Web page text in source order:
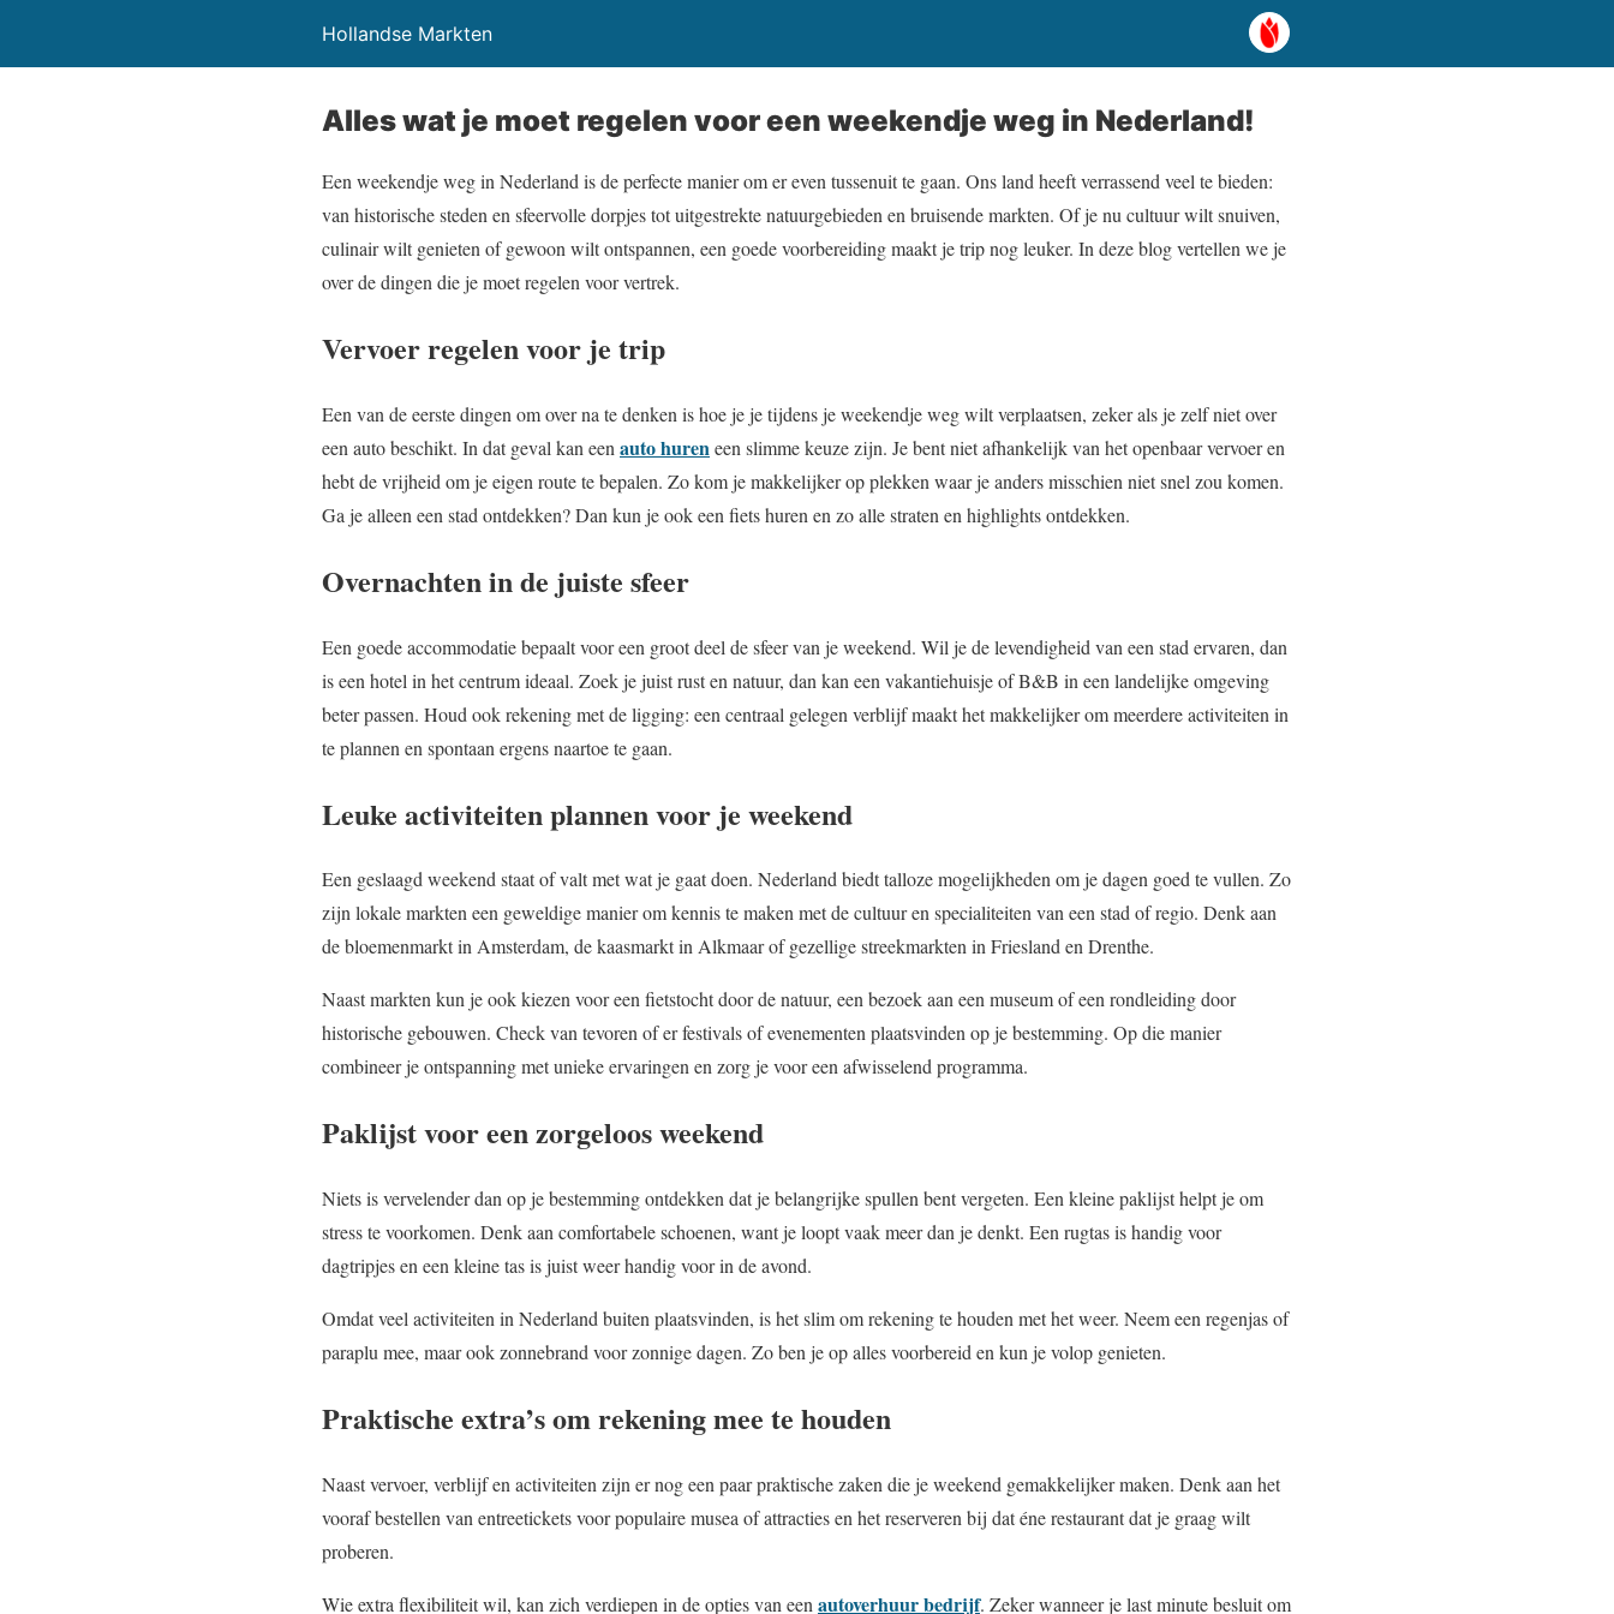
Hollandse Markten
Alles wat je moet regelen voor een weekendje weg in Nederland!
Een weekendje weg in Nederland is de perfecte manier om er even tussenuit te gaan. Ons land heeft verrassend veel te bieden:
van historische steden en sfeervolle dorpjes tot uitgestrekte natuurgebieden en bruisende markten. Of je nu cultuur wilt snuiven,
culinair wilt genieten of gewoon wilt ontspannen, een goede voorbereiding maakt je trip nog leuker. In deze blog vertellen we je
over de dingen die je moet regelen voor vertrek.
Vervoer regelen voor je trip
Een van de eerste dingen om over na te denken is hoe je je tijdens je weekendje weg wilt verplaatsen, zeker als je zelf niet over
een auto beschikt. In dat geval kan een auto hureneen slimme keuze zijn. Je bent niet afhankelijk van het openbaar vervoer en
hebt de vrijheid om je eigen route te bepalen. Zo kom je makkelijker op plekken waar je anders misschien niet snel zou komen.
Ga je alleen een stad ontdekken? Dan kun je ook een fiets huren en zo alle straten en highlights ontdekken.
Overnachten in de juiste sfeer
Een goede accommodatie bepaalt voor een groot deel de sfeer van je weekend. Wil je de levendigheid van een stad ervaren, dan
is een hotel in het centrum ideaal. Zoek je juist rust en natuur, dan kan een vakantiehuisje of B&B in een landelijke omgeving
beter passen. Houd ook rekening met de ligging: een centraal gelegen verblijf maakt het makkelijker om meerdere activiteiten in
te plannen en spontaan ergens naartoe te gaan.
Leuke activiteiten plannen voor je weekend
Een geslaagd weekend staat of valt met wat je gaat doen. Nederland biedt talloze mogelijkheden om je dagen goed te vullen. Zo
zijn lokale markten een geweldige manier om kennis te maken met de cultuur en specialiteiten van een stad of regio. Denk aan
de bloemenmarkt in Amsterdam, de kaasmarkt in Alkmaar of gezellige streekmarkten in Friesland en Drenthe.
Naast markten kun je ook kiezen voor een fietstocht door de natuur, een bezoek aan een museum of een rondleiding door
historische gebouwen. Check van tevoren of er festivals of evenementen plaatsvinden op je bestemming. Op die manier
combineer je ontspanning met unieke ervaringen en zorg je voor een afwisselend programma.
Paklijst voor een zorgeloos weekend
Niets is vervelender dan op je bestemming ontdekken dat je belangrijke spullen bent vergeten. Een kleine paklijst helpt je om
stress te voorkomen. Denk aan comfortabele schoenen, want je loopt vaak meer dan je denkt. Een rugtas is handig voor
dagtripjes en een kleine tas is juist weer handig voor in de avond.
Omdat veel activiteiten in Nederland buiten plaatsvinden, is het slim om rekening te houden met het weer. Neem een regenjas of
paraplu mee, maar ook zonnebrand voor zonnige dagen. Zo ben je op alles voorbereid en kun je volop genieten.
Praktische extra’s om rekening mee te houden
Naast vervoer, verblijf en activiteiten zijn er nog een paar praktische zaken die je weekend gemakkelijker maken. Denk aan het
vooraf bestellen van entreetickets voor populaire musea of attracties en het reserveren bij dat éne restaurant dat je graag wilt
proberen.
Wie extra flexibiliteit wil, kan zich verdiepen in de opties van een autoverhuur bedrijf. Zeker wanneer je last minute besluit om